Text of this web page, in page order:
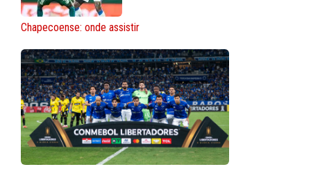
Chapecoense: onde assistir